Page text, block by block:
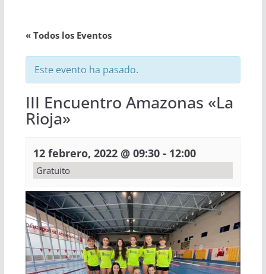
« Todos los Eventos
Este evento ha pasado.
III Encuentro Amazonas «La
Rioja»
12 febrero, 2022 @ 09:30- 12:00
Gratuito